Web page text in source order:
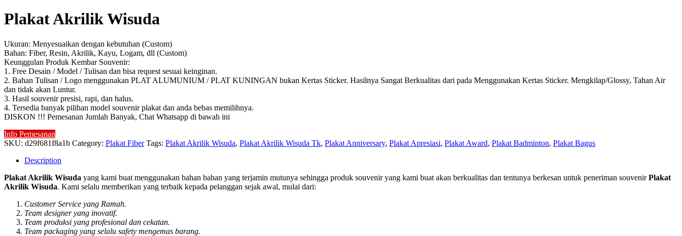
Plakat Akrilik Wisuda
Ukuran: Menyesuaikan dengan kebutuhan (Custom)
Bahan: Fiber, Resin, Akrilik, Kayu, Logam, dll (Custom)
Keunggulan Produk Kembar Souvenir:
1. Free Desain / Model / Tulisan dan bisa request sesuai keinginan.
2. Bahan Tulisan / Logo menggunakan PLAT ALUMUNIUM / PLAT KUNINGAN bukan Kertas Sticker. Hasilnya Sangat Berkualitas dari pada Menggunakan Kertas Sticker. Mengkilap/Glossy, Tahan Air
dan tidak akan Luntur.
3. Hasil souvenir presisi, rapi, dan halus.
4. Tersedia banyak pilihan model souvenir plakat dan anda bebas memilihnya.
DISKON !!! Pemesanan Jumlah Banyak, Chat Whatsapp di bawah ini
Info Pemesanan
SKU: d29f681f8a1b Category: Plakat Fiber Tags: Plakat Akrilik Wisuda, Plakat Akrilik Wisuda Tk, Plakat Anniversary, Plakat Apresiasi, Plakat Award, Plakat Badminton, Plakat Bagus
Description
Plakat Akrilik Wisuda yang kami buat menggunakan bahan bahan yang terjamin mutunya sehingga produk souvenir yang kami buat akan berkualitas dan tentunya berkesan untuk peneriman souvenirPlakat
Akrilik Wisuda. Kami selalu memberikan yang terbaik kepada pelanggan sejak awal, mulai dari:
Customer Service yang Ramah.
Team designer yang inovatif.
Team produksi yang profesional dan cekatan.
Team packaging yang selalu safety mengemas barang.